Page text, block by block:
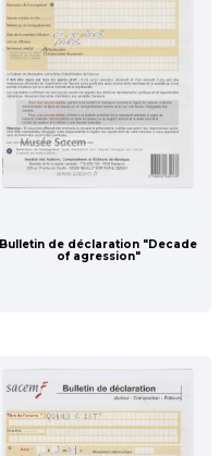
Bulletin de déclaration "Decade
of agression"